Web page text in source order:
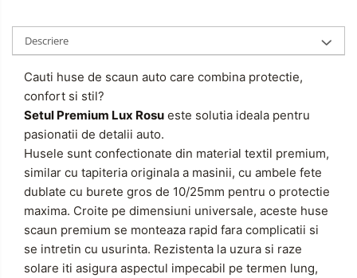
Descriere
Cauti huse de scaun auto care combina protectie,
confort si stil?
Setul Premium Lux Rosu este solutia ideala pentru
pasionatii de detalii auto.
Husele sunt confectionate din material textil premium,
similar cu tapiteria originala a masinii, cu ambele fete
dublate cu burete gros de 10/25mm pentru o protectie
maxima. Croite pe dimensiuni universale, aceste huse
scaun premium se monteaza rapid fara complicatii si
se intretin cu usurinta. Rezistenta la uzura si raze
solare iti asigura aspectul impecabil pe termen lung,